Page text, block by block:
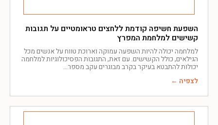
השפעת חשיפה קודמת ללחצים טראומטיים על תגובות
קשישים למלחמת המפרץ
למלחמה יכולה להיות השפעה עמוקה וארוכת טווח על אנשים מכל
הגילאים, כולל הקשישים. עם זאת, התגובות הפסיכולוגיות למלחמה
יכולות להתבטא בעיקר בקרב מבוגרים עקב מספר
לצפיה ←